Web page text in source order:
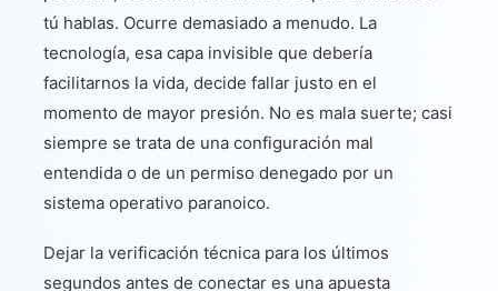
tú hablas. Ocurre demasiado a menudo. La
tecnología, esa capa invisible que debería
facilitarnos la vida, decide fallar justo en el
momento de mayor presión. No es mala suerte; casi
siempre se trata de una configuración mal
entendida o de un permiso denegado por un
sistema operativo paranoico.
Dejar la verificación técnica para los últimos
segundos antes de conectar es una apuesta